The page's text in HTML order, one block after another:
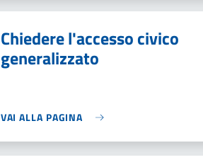
Chiedere l'accesso civico
generalizzato
VAI ALLA PAGINA